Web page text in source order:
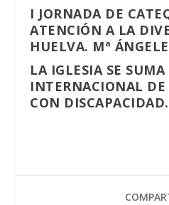
I JORNADA DE
ATENCIÓN A LA
HUELVA. Mª
LA IGLESIA SE
INTERNACIONAL DE
CON